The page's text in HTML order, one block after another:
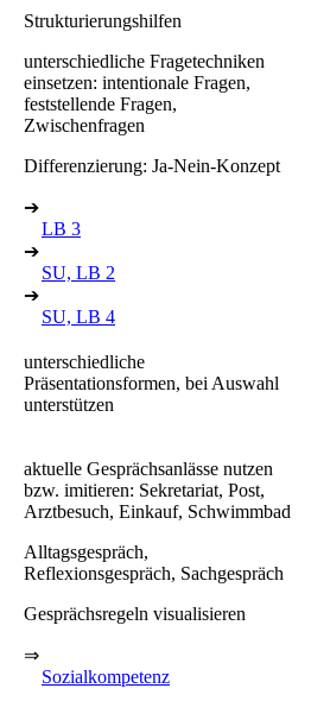
Strukturierungshilfen
unterschiedliche Fragetechniken
einsetzen: intentionale Fragen,
feststellende Fragen,
Zwischenfragen
Differenzierung: Ja-Nein-Konzept
➔
LB 3
➔
SU, LB 2
➔
SU, LB 4
unterschiedliche
Präsentationsformen, bei Auswahl
unterstützen
aktuelle Gesprächsanlässe nutzen
bzw. imitieren: Sekretariat, Post,
Arztbesuch, Einkauf, Schwimmbad
Alltagsgespräch,
Reflexionsgespräch, Sachgespräch
Gesprächsregeln visualisieren
⇒
Sozialkompetenz